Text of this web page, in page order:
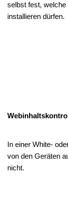
selbst fest,
installieren dürfen.
In einer White-
von den Geräten
nicht.